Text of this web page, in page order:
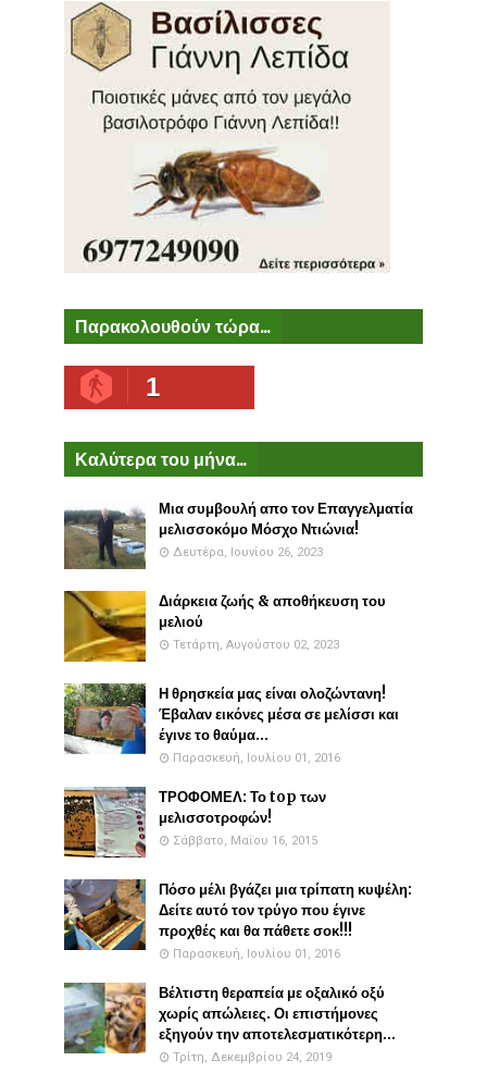
Παρακολουθούν τώρα...
1
Καλύτερα του μήνα...
Μια συμβουλή απο τον Επαγγελματία
μελισσοκόμο Μόσχο Ντιώνια!
Δευτέρα, Ιουνίου 26, 2023
Διάρκεια ζωής & αποθήκευση του
μελιού
Τετάρτη, Αυγούστου 02, 2023
Η θρησκεία μας είναι ολοζώντανη!
Έβαλαν εικόνες μέσα σε μελίσσι και
έγινε το θαύμα...
Παρασκευή, Ιουλίου 01, 2016
ΤΡΟΦΟΜΕΛ: Το top των
μελισσοτροφών!
Σάββατο, Μαΐου 16, 2015
Πόσο μέλι βγάζει μια τρίπατη κυψέλη:
Δείτε αυτό τον τρύγο που έγινε
προχθές και θα πάθετε σοκ!!!
Παρασκευή, Ιουλίου 01, 2016
Βέλτιστη θεραπεία με οξαλικό οξύ
χωρίς απώλειες. Οι επιστήμονες
εξηγούν την αποτελεσματικότερη...
Τρίτη, Δεκεμβρίου 24, 2019